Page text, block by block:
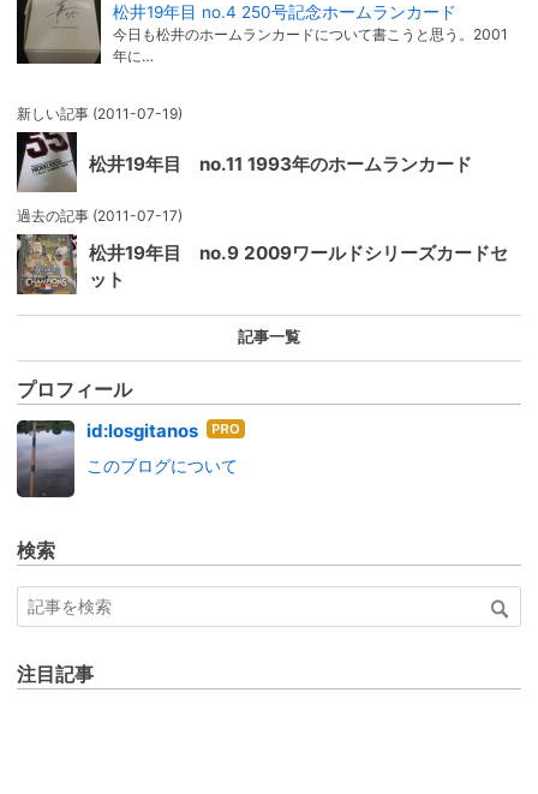
松井19年目 no.4 250号記念ホームランカード
今日も松井のホームランカードについて書こうと思う。2001
年に…
新しい記事 (2011-07-19)
松井19年目 no.11 1993年のホームランカード
過去の記事 (2011-07-17)
松井19年目 no.9 2009ワールドシリーズカードセ
ット
記事一覧
プロフィール
id:losgitanos はて
ログ
このブログについて
検索
注目記事